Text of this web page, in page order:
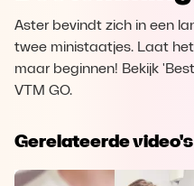
Aster bevindt zich in een
twee ministaatjes. Laat
maar beginnen! Bekijk
VTM GO.
Gerelateerde video's